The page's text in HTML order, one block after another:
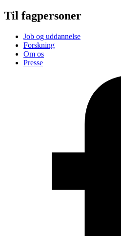
Til fagpersoner
Job og uddannelse
Forskning
Om os
Presse